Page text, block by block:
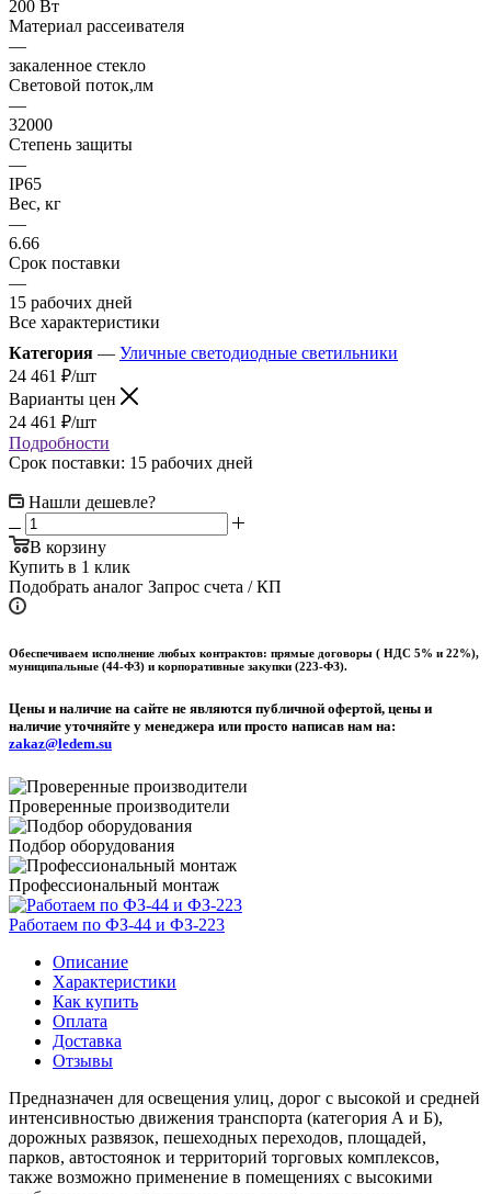
200 Вт
Материал рассеивателя
—
закаленное стекло
Световой поток,лм
—
32000
Степень защиты
—
IP65
Вес, кг
—
6.66
Срок поставки
—
15 рабочих дней
Все характеристики
Категория — Уличные светодиодные светильники
24 461 ₽/шт
Варианты цен
24 461 ₽/шт
Подробности
Срок поставки: 15 рабочих дней
Нашли дешевле?
В корзину
Купить в 1 клик
Подобрать аналог Запрос счета / КП
Обеспечиваем исполнение любых контрактов: прямые договоры ( НДС 5% и 22%),
муниципальные (44-ФЗ) и корпоративные закупки (223-ФЗ).
Цены и наличие на сайте не являются публичной офертой, цены и
наличие уточняйте у менеджера или просто написав нам на:
zakaz@ledem.su
Проверенные производители
Подбор оборудования
Профессиональный монтаж
Работаем по ФЗ-44 и ФЗ-223
Описание
Характеристики
Как купить
Оплата
Доставка
Отзывы
Предназначен для освещения улиц, дорог с высокой и средней
интенсивностью движения транспорта (категория А и Б),
дорожных развязок, пешеходных переходов, площадей,
парков, автостоянок и территорий торговых комплексов,
также возможно применение в помещениях с высокими